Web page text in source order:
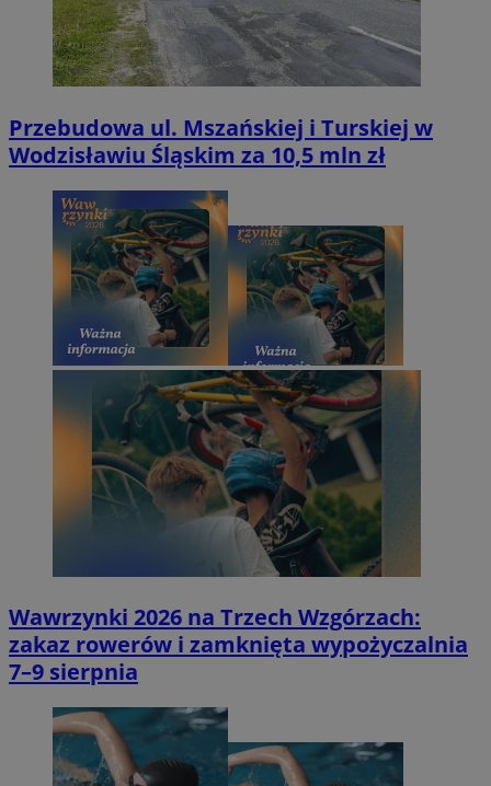
Przebudowa ul. Mszańskiej i Turskiej w
Wodzisławiu Śląskim za 10,5 mln zł
Wawrzynki 2026 na Trzech Wzgórzach:
zakaz rowerów i zamknięta wypożyczalnia
7–9 sierpnia